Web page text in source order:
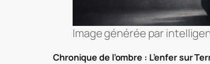
Image générée par
Chronique de l’ombre : L’enfer sur